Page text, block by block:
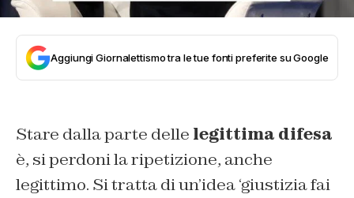
Aggiungi Giornalettismo tra le tue fonti preferite su Google
Stare dalla parte delle legittima difesa
è, si perdoni la ripetizione, anche
legittimo. Si tratta di un’idea ‘giustizia fai